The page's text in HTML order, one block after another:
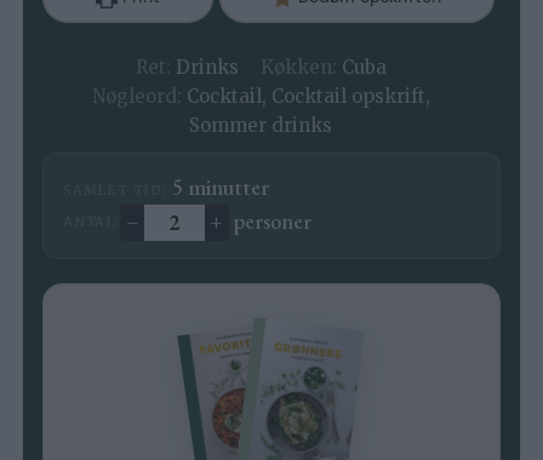
Ret: Drinks Køkken: Cuba
Nøgleord: Cocktail, Cocktail opskrift,
Sommer drinks
5minutter
minutter
Ændre antal
– + personer